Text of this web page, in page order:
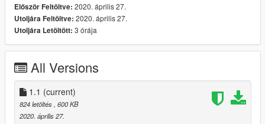
and search sign
rename the new file with a number and you are good to go.
Just safe and run the game.
Először Feltöltve: 2020. április 27.
Utoljára Feltöltve: 2020. április 27.
Utoljára Letöltött: 3 órája
All Versions
1.1 (current)
824 letöltés , 600 KB
2020. április 27.